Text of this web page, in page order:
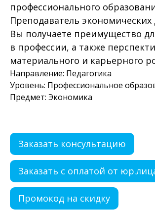
профессионального
Преподаватель
Вы получаете преимущество
в профессии, а также
материального и карьерного
Направление: Педагогика
Уровень: Профессиональное
Предмет: Экономика
Заказать консультацию
Заказать с оплатой от
Промокод на скидку